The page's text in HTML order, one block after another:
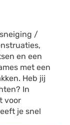
/
en een
met een
Heb jij
In
voor
je snel